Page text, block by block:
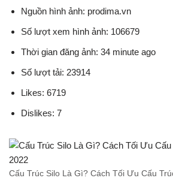
Nguồn hình ảnh: prodima.vn
Số lượt xem hình ảnh: 106679
Thời gian đăng ảnh: 34 minute ago
Số lượt tải: 23914
Likes: 6719
Dislikes: 7
Cấu Trúc Silo Là Gì? Cách Tối Ưu Cấu